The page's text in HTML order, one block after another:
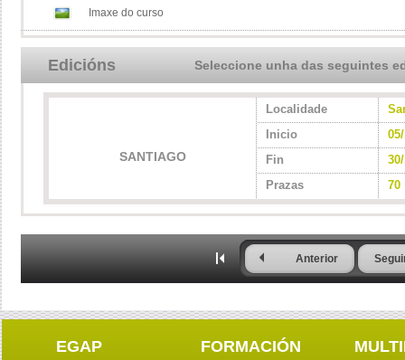
Imaxe do curso
Edicións Seleccione unha das seguintes
SANTIAGO
Localidade
Inicio
Fin
Prazas
70
Anterior
EGAP FORMACIÓN